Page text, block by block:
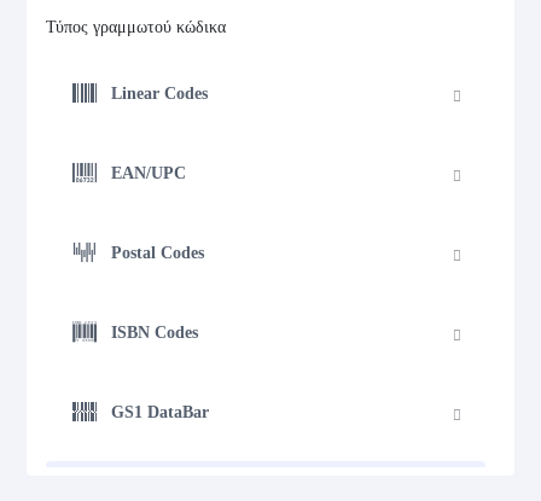
Τύπος γραμμωτού κώδικα
Linear Codes
EAN/UPC
Postal Codes
ISBN Codes
GS1 DataBar